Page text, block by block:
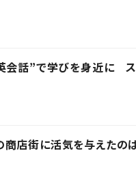
話”で学びを身近に ス
店街に活気を与えたのは